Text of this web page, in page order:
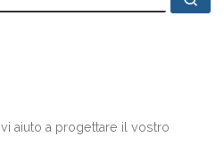
aiuto a progettare il vostro